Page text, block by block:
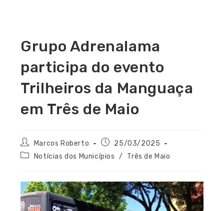
Grupo Adrenalama
participa do evento
Trilheiros da Manguaça
em Três de Maio
Marcos Roberto
25/03/2025
Notícias dos Municípios
/ Três de Maio